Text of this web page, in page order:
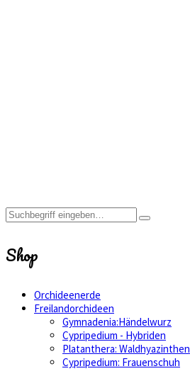
Shop
Orchideenerde
Freilandorchideen
Gymnadenia:Händelwurz
Cypripedium - Hybriden
Platanthera: Waldhyazinthen
Cypripedium: Frauenschuh